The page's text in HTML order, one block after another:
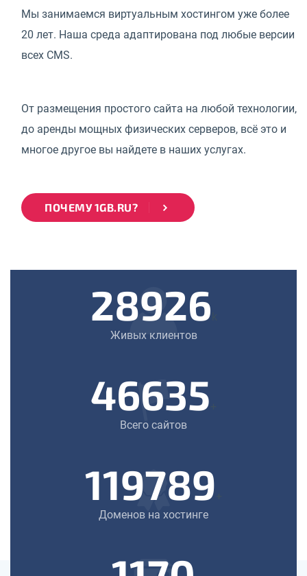
Мы занимаемся виртуальным хостингом уже более
20 лет. Наша среда адаптирована под любые версии
всех CMS.
От размещения простого сайта на любой технологии,
до аренды мощных физических серверов, всё это и
многое другое вы найдете в наших услугах.
ПОЧЕМУ 1GB.RU?
28926
Живых клиентов
46635
Всего сайтов
119789
Доменов на хостинге